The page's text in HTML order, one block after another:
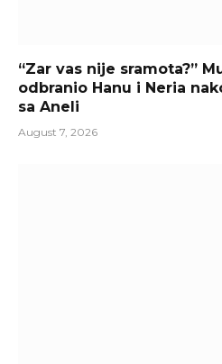
“Zar vas nije sramota?”
odbranio Hanu i Neria
sa Aneli
August 7, 2026